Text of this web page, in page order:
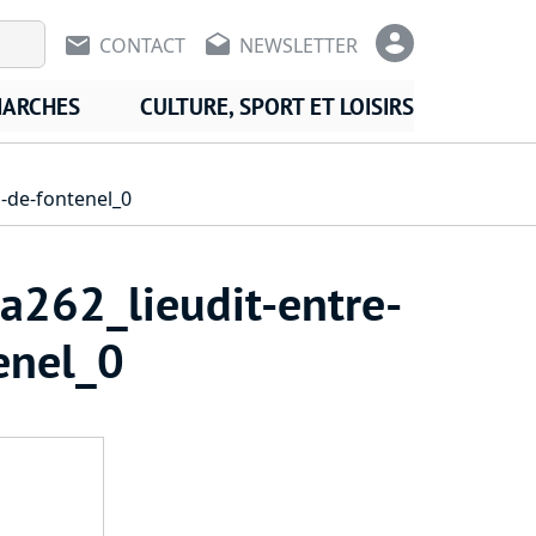
En-tête -
En-tête - Communication
CONTACT NEWSLETTER
CULTURE, SPORT ET LOISIRS
de-fontenel_0
entre-